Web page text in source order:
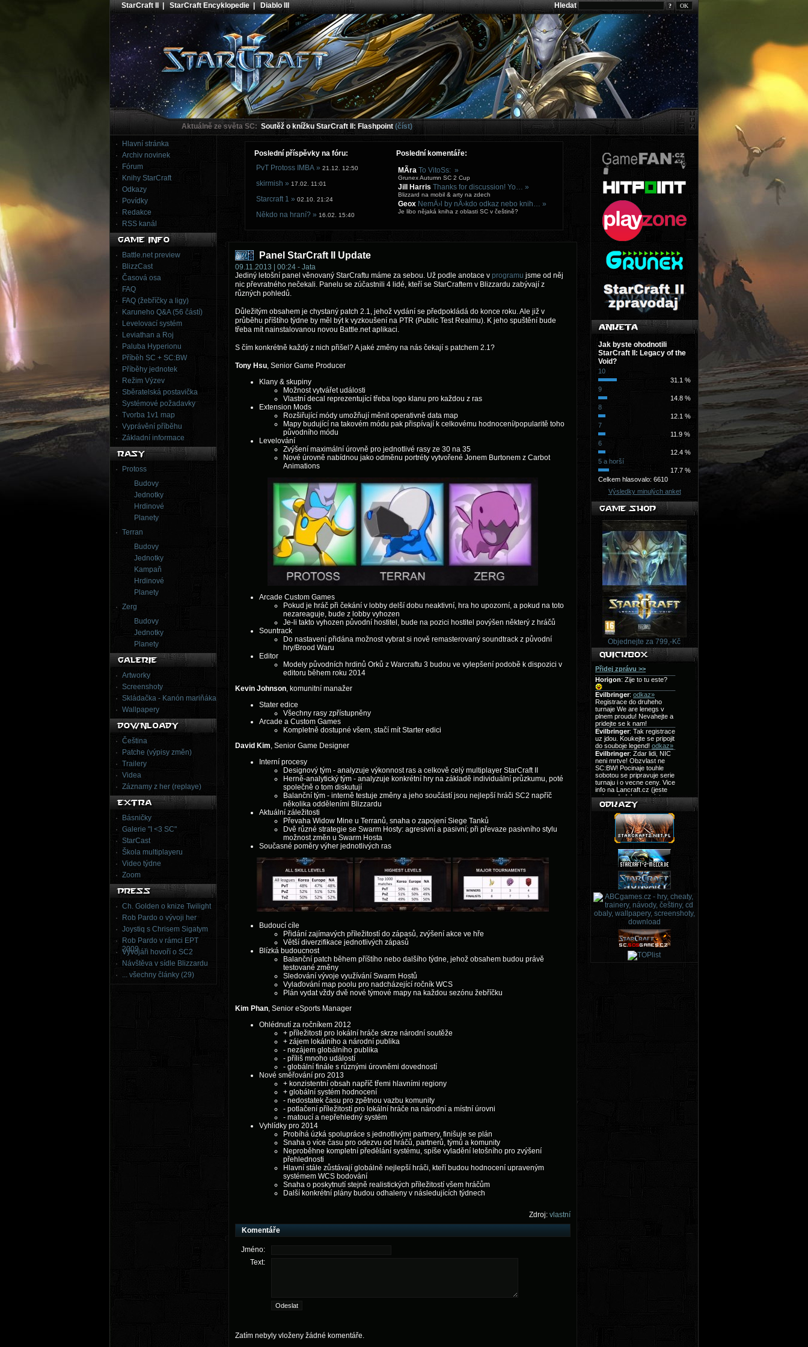
StarCraft II |StarCraft Encyklopedie|Diablo III Hledat ?
Aktuálně ze světa SC: Soutěž o knížku StarCraft II: Flashpoint (číst)
Hlavní stránka
Archiv novinek
Fórum
Knihy StarCraft
Odkazy
Povídky
Redakce
RSS kanál
Battle.net preview
BlizzCast
Časová osa
FAQ
FAQ (žebříčky a ligy)
Karuneho Q&A (56 částí)
Levelovací systém
Leviathan a Roj
Paluba Hyperionu
Příběh SC + SC:BW
Příběhy jednotek
Režim Výzev
Sběratelská postavička
Systémové požadavky
Tvorba 1v1 map
Vyprávění příběhu
Základní informace
Protoss
Budovy
Jednotky
Hrdinové
Planety
Terran
Budovy
Jednotky
Kampaň
Hrdinové
Planety
Zerg
Budovy
Jednotky
Planety
Artworky
Screenshoty
Skládačka - Kanón mariňáka
Wallpapery
Čeština
Patche (výpisy změn)
Trailery
Videa
Záznamy z her (replaye)
Básničky
Galerie "I <3 SC"
StarCast
Škola multiplayeru
Video týdne
Zoom
Ch. Golden o knize Twilight
Rob Pardo o vývoji her
Joystiq s Chrisem Sigatym
Rob Pardo v rámci EPT
2009
Vývojáři hovoří o SC2
Návštěva v sídle Blizzardu
... všechny články (29)
Poslední příspěvky na fóru:
Poslední komentáře:
PvT Protoss IMBA » 21.12. 12:50
skirmish » 17.02. 11:01
Starcraft 1 » 02.10. 21:24
Někdo na hraní? » 16.02. 15:40
MÃ­ra To VitoSs: »
Grunex Autumn SC 2 Cup
Jill Harris Thanks for discussion! Yo… »
Blizzard na mobil & arty na zdech
Geox NemÄ›l by nÄ›kdo odkaz nebo knih… »
Je libo nějaká kniha z oblasti SC v češtině?
Panel StarCraft II Update
09.11.2013 | 00:24 - Jata
Jediný letošní panel věnovaný StarCraftu máme za sebou. Už podle anotace v programu jsme od něj
nic převratného nečekali. Panelu se zúčastnili 4 lidé, kteří se StarCraftem v Blizzardu zabývají z
různých pohledů.
Důležitým obsahem je chystaný patch 2.1, jehož vydání se předpokládá do konce roku. Ale již v
průběhu příštího týdne by měl být k vyzkoušení na PTR (Public Test Realmu). K jeho spuštění bude
třeba mít nainstalovanou novou Battle.net aplikaci.
S čím konkrétně každý z nich přišel? A jaké změny na nás čekají s patchem 2.1?
Tony Hsu, Senior Game Producer
Klany & skupiny
Možnost vytvářet události
Vlastní decal reprezentující třeba logo klanu pro každou z ras
Extension Mods
Rozšiřující módy umožňují měnit operativně data map
Mapy budující na takovém módu pak přispívají k celkovému hodnocení/popularitě toho
původního módu
Levelování
Zvýšení maximální úrovně pro jednotlivé rasy ze 30 na 35
Nové úrovně nabídnou jako odměnu portréty vytvořené Jonem Burtonem z Carbot
Animations
Arcade Custom Games
Pokud je hráč při čekání v lobby delší dobu neaktivní, hra ho upozorní, a pokud na toto
nezareaguje, bude z lobby vyhozen
Je-li takto vyhozen původní hostitel, bude na pozici hostitel povýšen některý z hráčů
Sountrack
Do nastavení přidána možnost vybrat si nově remasterovaný soundtrack z původní
hry/Brood Waru
Editor
Modely původních hrdinů Orků z Warcraftu 3 budou ve vylepšení podobě k dispozici v
editoru během roku 2014
Kevin Johnson, komunitní manažer
Stater edice
Všechny rasy zpřístupněny
Arcade a Custom Games
Kompletně dostupné všem, stačí mít Starter edici
David Kim, Senior Game Designer
Interní procesy
Designový tým - analyzuje výkonnost ras a celkově celý multiplayer StarCraft II
Herně-analytický tým - analyzuje konkrétní hry na základě individuální průzkumu, poté
společně o tom diskutují
Balanční tým - interně testuje změny a jeho součástí jsou nejlepší hráči SC2 napříč
několika odděleními Blizzardu
Aktuální záležitosti
Převaha Widow Mine u Terranů, snaha o zapojení Siege Tanků
Dvě různé strategie se Swarm Hosty: agresivní a pasivní; při převaze pasivního stylu
možnost změn u Swarm Hosta
Současné poměry výher jednotlivých ras
Budoucí cíle
Přidání zajímavých příležitostí do zápasů, zvýšení akce ve hře
Větší diverzifikace jednotlivých zápasů
Blízká budoucnost
Balanční patch během příštího nebo dalšího týdne, jehož obsahem budou právě
testované změny
Sledování vývoje využívání Swarm Hostů
Vylaďování map poolu pro nadcházející ročník WCS
Plán vydat vždy dvě nové týmové mapy na každou sezónu žebříčku
Kim Phan, Senior eSports Manager
Ohlédnutí za ročníkem 2012
+ příležitosti pro lokální hráče skrze národní soutěže
+ zájem lokálního a národní publika
- nezájem globálního publika
- příliš mnoho událostí
- globální finále s různými úrovněmi dovedností
Nové směřování pro 2013
+ konzistentní obsah napříč třemi hlavními regiony
+ globální systém hodnocení
- nedostatek času pro zpětnou vazbu komunity
- potlačení příležitostí pro lokální hráče na národní a místní úrovni
- matoucí a nepřehledný systém
Vyhlídky pro 2014
Probíhá úzká spolupráce s jednotlivými partnery, finišuje se plán
Snaha o více času pro odezvu od hráčů, partnerů, týmů a komunity
Neproběhne kompletní předělání systému, spíše vyladění letošního pro zvýšení
přehlednosti
Hlavní stále zůstávají globálně nejlepší hráči, kteří budou hodnocení upraveným
systémem WCS bodování
Snaha o poskytnutí stejně realistických příležitostí všem hráčům
Další konkrétní plány budou odhaleny v následujících týdnech
Zdroj: vlastní
Komentáře
Jméno:
Text:
Zatím nebyly vloženy žádné komentáře.
Jak byste ohodnotili
StarCraft II: Legacy of the
Void?
10
31.1 %
9
14.8 %
8
12.1 %
7
11.9 %
6
12.4 %
5 a horší
17.7 %
Celkem hlasovalo: 6610
Výsledky minulých anket
Objednejte za 799,-Kč